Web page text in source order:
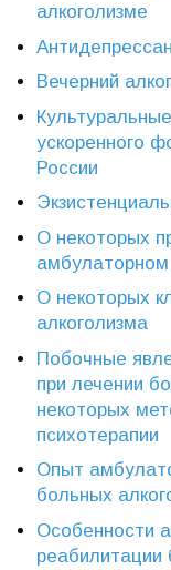
алкоголизме
Вечерний
ускоренного
России
О некоторых
О некоторых
алкоголизма
Побочные
при лечении
некоторых
психотерапии
Опыт
больных
Особенности